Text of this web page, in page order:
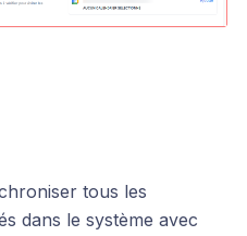
tous les
dans le système avec